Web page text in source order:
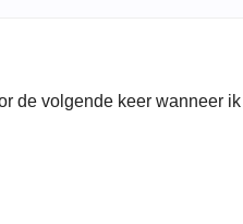
de volgende keer wanneer